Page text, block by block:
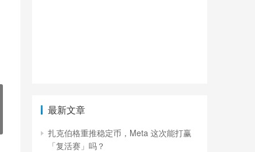
最新文章
扎克伯格重推稳定币，Meta 这次能打赢
「复活赛」吗？